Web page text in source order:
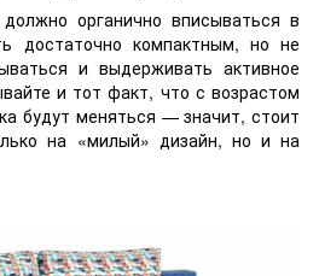
органично вписываться в
достаточно компактным, но не
и выдерживать активное
и тот факт, что с возрастом
будут меняться — значит, стоит
на «милый» дизайн, но и на